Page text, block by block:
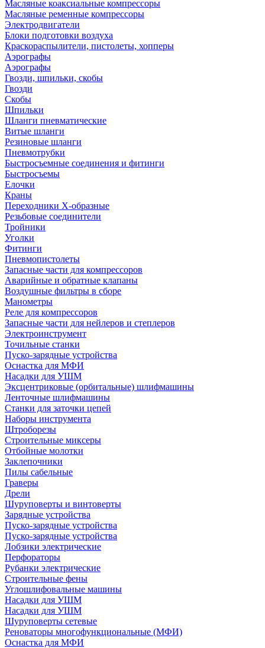
Масляные коаксиальные компрессоры
Масляные ременные компрессоры
Электродвигатели
Блоки подготовки воздуха
Краскораспылители, пистолеты, хопперы
Аэрографы
Аэрографы
Гвозди, шпильки, скобы
Гвозди
Скобы
Шпильки
Шланги пневматические
Витые шланги
Резиновые шланги
Пневмотрубки
Быстросъемные соединения и фитинги
Быстросъемы
Елочки
Краны
Переходники Х-образные
Резьбовые соединители
Тройники
Уголки
Фитинги
Пневмопистолеты
Запасные части для компрессоров
Аварийные и обратные клапаны
Воздушные фильтры в сборе
Манометры
Реле для компрессоров
Запасные части для нейлеров и степлеров
Электроинструмент
Точильные станки
Пуско-зарядные устройства
Оснастка для МФИ
Насадки для УШМ
Эксцентриковые (орбитальные) шлифмашины
Ленточные шлифмашины
Станки для заточки цепей
Наборы инструмента
Штроборезы
Строительные миксеры
Отбойные молотки
Заклепочники
Пилы сабельные
Граверы
Дрели
Шуруповерты и винтоверты
Зарядные устройства
Пуско-зарядные устройства
Пуско-зарядные устройства
Лобзики электрические
Перфораторы
Рубанки электрические
Строительные фены
Углошлифовальные машины
Насадки для УШМ
Насадки для УШМ
Шуруповерты сетевые
Реноваторы многофункциональные (МФИ)
Оснастка для МФИ